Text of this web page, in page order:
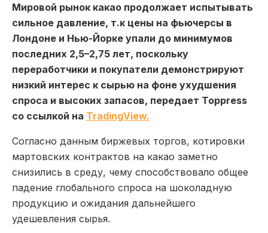
Мировой рынок какао продолжает испытывать
сильное давление, т.к цены на фьючерсы в
Лондоне и Нью-Йорке упали до минимумов
последних 2,5–2,75 лет, поскольку
переработчики и покупатели демонстрируют
низкий интерес к сырью на фоне ухудшения
спроса и высоких запасов, передает Toppress
со ссылкой на TradingView.
Согласно данным биржевых торгов, котировки
мартовских контрактов на какао заметно
снизились в среду, чему способствовало общее
падение глобального спроса на шоколадную
продукцию и ожидания дальнейшего
удешевления сырья.